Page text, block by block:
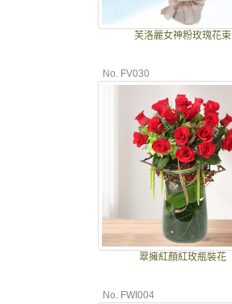
芙洛麗女神粉玫瑰花束
No. FV030
翠擁紅顏紅玫瓶裝花
No. FWI004